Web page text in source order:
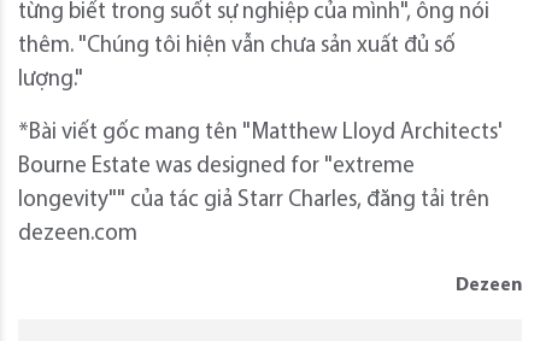
từng biết trong suốt sự nghiệp của mình", ông nói
thêm. "Chúng tôi hiện vẫn chưa sản xuất đủ số
lượng."
*Bài viết gốc mang tên "Matthew Lloyd Architects'
Bourne Estate was designed for "extreme
longevity"" của tác giả Starr Charles, đăng tải trên
dezeen.com
Dezeen